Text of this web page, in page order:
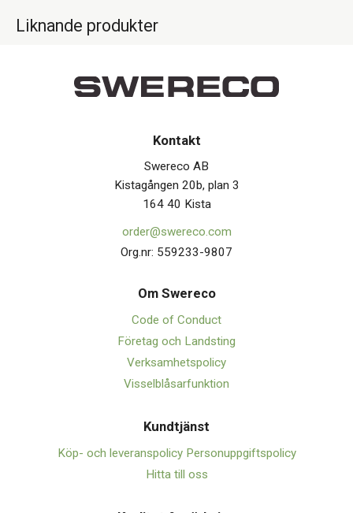
Liknande produkter
Kontakt
Swereco AB
Kistagången 20b, plan 3
164 40 Kista
order@swereco.com
Org.nr: 559233-9807
Om Swereco
Code of Conduct
Företag och Landsting
Verksamhetspolicy
Visselblåsarfunktion
Kundtjänst
Köp- och leveranspolicy Personuppgiftspolicy
Hitta till oss